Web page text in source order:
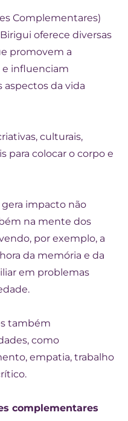
Complementares)
oferece diversas
promovem a
e influenciam
da vida
culturais,
para colocar o corpo e
gera impacto não
na mente dos
por exemplo, a
da memória e da
em problemas
também
como
empatia, trabalho
complementares